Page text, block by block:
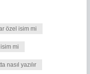
özel isim mi
mi
nasıl yazılır